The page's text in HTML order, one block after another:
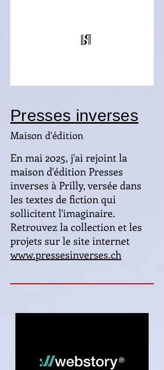
Presses inverses
Maison d'édition
En mai 2025, j'ai rejoint la
maison d'édition Presses
inverses à Prilly, versée dans
les textes de fiction qui
sollicitent l'imaginaire.
Retrouvez la collection et les
projets sur le site internet
www.pressesinverses.ch